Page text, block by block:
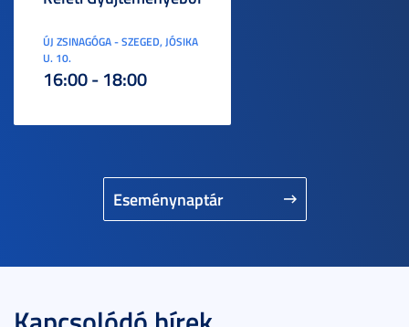
Eseménynaptár
ÚJ ZSINAGÓGA - SZEGED, JÓSIKA
U. 10.
16:00 - 18:00